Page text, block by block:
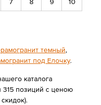
темный,
под Елочку.
каталога
315 позиций с ценою